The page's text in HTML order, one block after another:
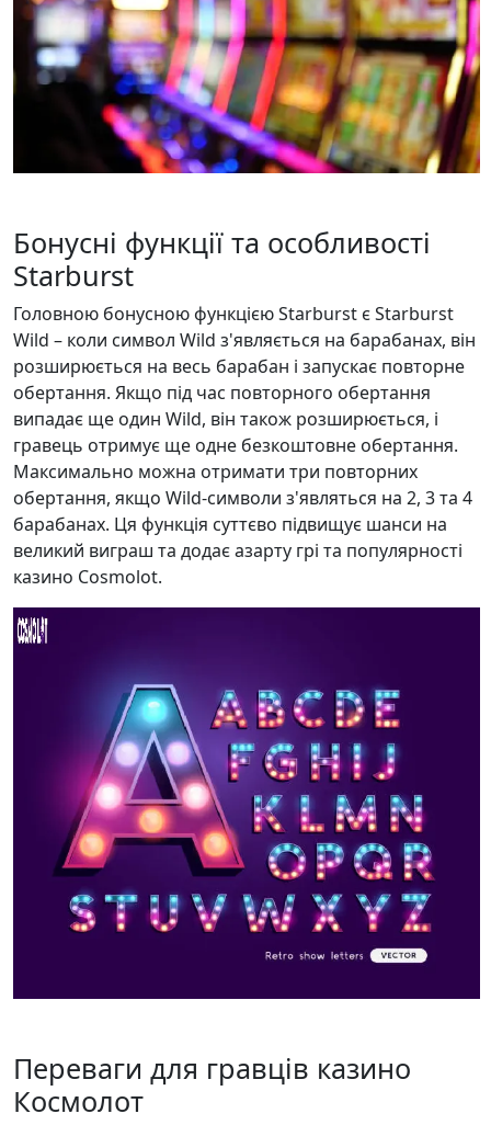
Бонусні функції та особливості
Starburst
Головною бонусною функцією Starburst є Starburst
Wild – коли символ Wild з'являється на барабанах, він
розширюється на весь барабан і запускає повторне
обертання. Якщо під час повторного обертання
випадає ще один Wild, він також розширюється, і
гравець отримує ще одне безкоштовне обертання.
Максимально можна отримати три повторних
обертання, якщо Wild-символи з'являться на 2, 3 та 4
барабанах. Ця функція суттєво підвищує шанси на
великий виграш та додає азарту грі та популярності
казино Cosmolot.
Переваги для гравців казино
Космолот